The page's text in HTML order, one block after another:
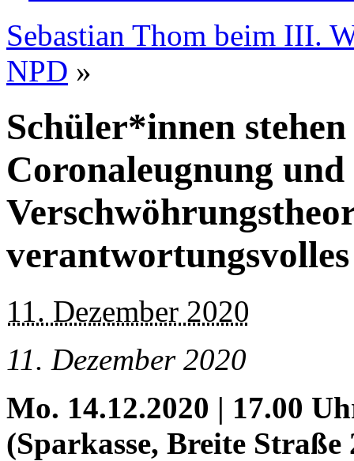
Sebastian Thom beim III.
NPD »
Schüler*innen
Coronaleugnung
11. Dezember 2020
11. Dezember 2020
Mo. 14.12.2020 | 17.00
(Sparkasse, Breite Straße